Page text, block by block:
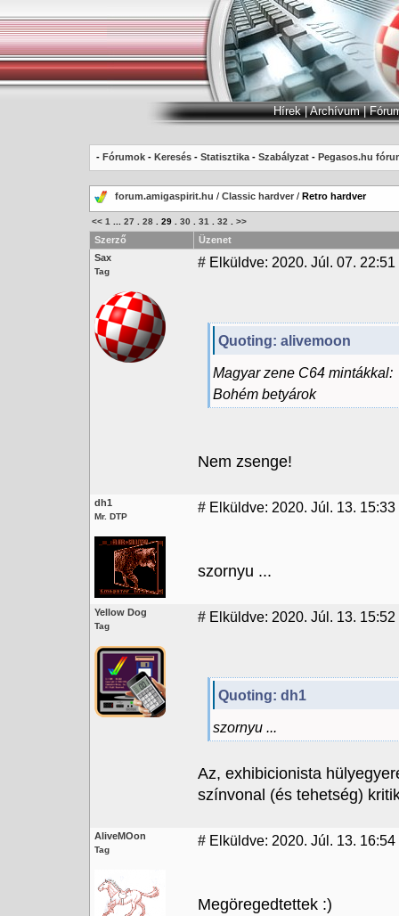
Hírek|Archívum|
- Fórumok - Keresés - Statisztika - Szabályzat - Pegasos.hu
forum.amigaspirit.hu / Classic hardver / Retro hardver
<< 1 27 28 29 30 31 32 >>
Szerző
Üzenet
Sax
Tag
# Elküldve: 2020. Júl. 07. 22:51
Quoting: alivemoon
Magyar zene C64 mintákkal:
Bohém betyárok
Nem zsenge!
dh1
Mr. DTP
# Elküldve: 2020. Júl. 13. 15:33
szornyu ...
Yellow Dog
Tag
# Elküldve: 2020. Júl. 13.
Quoting: dh1
szornyu ...
Az, exhibicionista
színvonal (és tehetség)
AliveMOon
Tag
# Elküldve: 2020. Júl. 13.
Megöregedtettek :)